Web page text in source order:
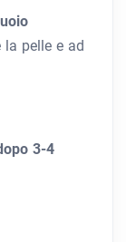
pelle e ad
3-4